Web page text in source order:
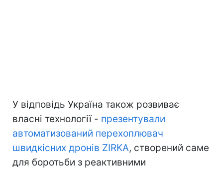
У відповідь Україна також розвиває
власні технології - презентували
автоматизований перехоплювач
швидкісних дронів ZIRKA, створений саме
для боротьби з реактивними